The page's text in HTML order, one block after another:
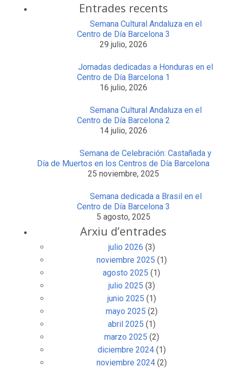
Entrades recents
Semana Cultural Andaluza en el
Centro de Día Barcelona 3
29 julio, 2026
Jornadas dedicadas a Honduras en el
Centro de Día Barcelona 1
16 julio, 2026
Semana Cultural Andaluza en el
Centro de Día Barcelona 2
14 julio, 2026
Semana de Celebración: Castañada y
Día de Muertos en los Centros de Día Barcelona
25 noviembre, 2025
Semana dedicada a Brasil en el
Centro de Día Barcelona 3
5 agosto, 2025
Arxiu d’entrades
julio 2026 (3)
noviembre 2025 (1)
agosto 2025 (1)
julio 2025 (3)
junio 2025 (1)
mayo 2025 (2)
abril 2025 (1)
marzo 2025 (2)
diciembre 2024(1)
noviembre 2024(2)